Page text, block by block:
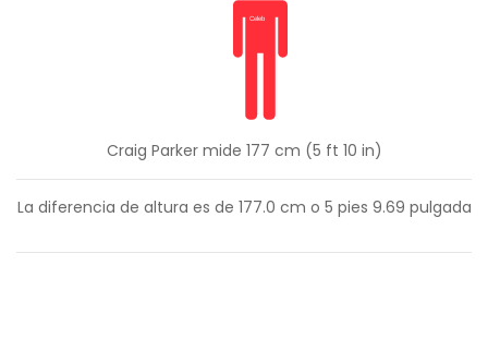
Craig Parker mide 177 cm (5 ft 10 in)
La diferencia de altura es de 177.0 cm o 5 pies 9.69 pulgada